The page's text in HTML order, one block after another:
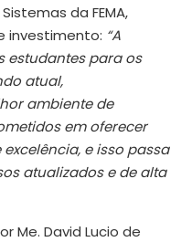
da FEMA,
investimento: “A
estudantes para os
atual,
ambiente de
em oferecer
e isso passa
atualizados e de alta
Me. David Lucio de